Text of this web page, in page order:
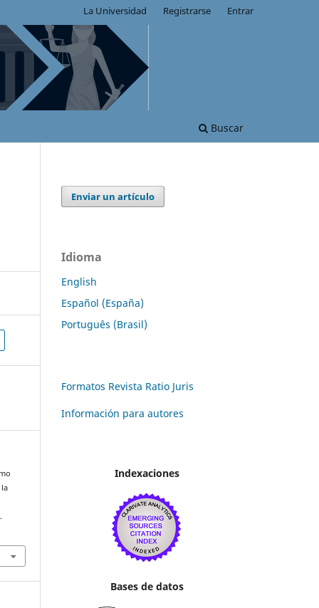
Buscar
La Universidad Registrarse Entrar
Enviar un artículo
Idioma
English
Español (España)
Português (Brasil)
Formatos Revista Ratio Juris
Información para autores
Indexaciones
Bases de datos